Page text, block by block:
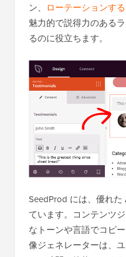
ン、 ローテーションす
魅力的で説得力のある
るのに役立ちます。
SeedProd には、優れ
ています。コンテンツ
なトーンや言語でコピ
像ジェネレーターは、